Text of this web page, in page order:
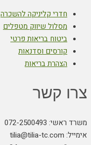
חדרי קליניקה להשכרה
מסלול שיווק מטפלים
ביטוח בריאות פרטי
קורסים וסדנאות
הצהרת בריאות
צרו קשר
משרד ראשי: 072-2500493
אימייל: tilia@tilia-tc.com